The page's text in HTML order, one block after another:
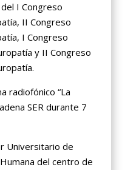
I Congreso
II Congreso
I Congreso
y II Congreso
radiofónico “La
SER durante 7
Universitario de
del centro de